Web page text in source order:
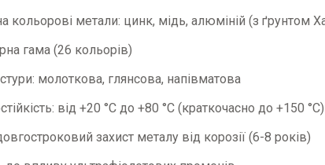
кольорові метали: цинк, мідь, алюміній (з ґрунтом
гама (26 кольорів)
молоткова, глянсова, напівматова
від +20 °C до +80 °C (краткочасно до +150 °C)
захист металу від корозії (6-8 років)